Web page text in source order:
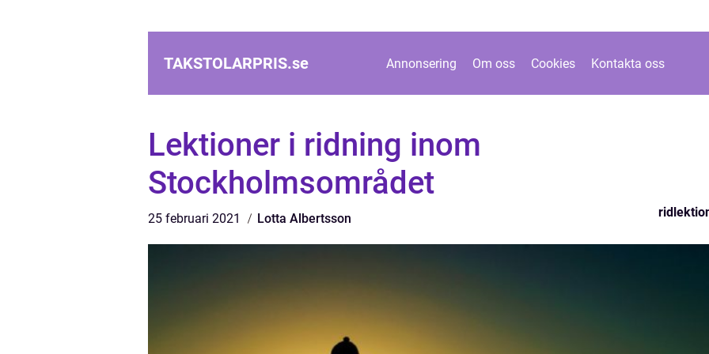
TAKSTOLARPRIS.se Annonsering Om oss Cookies Kontakta oss
Lektioner i ridning inom
Stockholmsområdet
25 februari 2021 Lotta Albertsson